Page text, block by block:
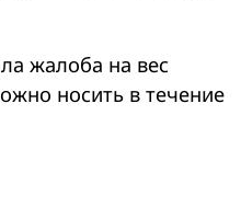
жалоба на вес
носить в течение